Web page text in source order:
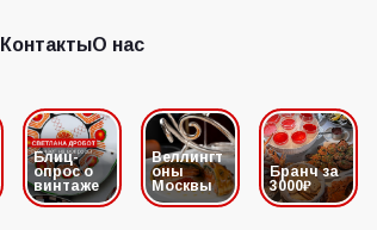
КонтактыО нас
КонтактыО нас
Блиц-
опрос о
винтаже
Веллингт
оны
Москвы
Бранч за
3000₽